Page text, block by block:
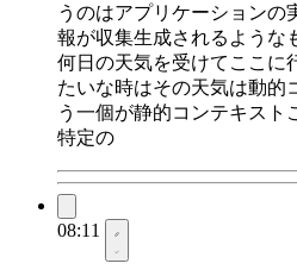
うのはアプリケーションの
報が収集生成されるような
何日の天気を受けてここに
たいな時はその天気は動的
う一個が静的コンテキスト
特定の
08:11